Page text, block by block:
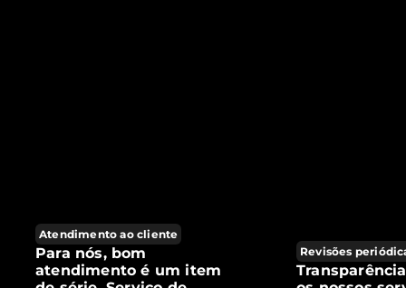
Atendimento ao cliente
Para nós, bom
atendimento é um item
Revisões